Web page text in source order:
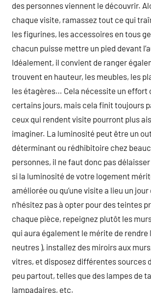
des personnes viennent le découvrir.
chaque visite, ramassez tout ce qui
les figurines, les accessoires en tous
chacun puisse mettre un pied devant
Idéalement, il convient de ranger
trouvent en hauteur, les meubles, les
les étagères… Cela nécessite un effort
certains jours, mais cela finit toujours
ceux qui rendent visite pourront plus
imaginer. La luminosité peut être un
déterminant ou rédhibitoire chez
personnes, il ne faut donc pas
si la luminosité de votre logement
améliorée ou qu’une visite a lieu un
n’hésitez pas à opter pour des teintes
chaque pièce, repeignez plutôt les
qui aura également le mérite de rendre
neutres ), installez des miroirs aux
vitres, et disposez différentes sources
peu partout, telles que des lampes de
lampadaires, etc.